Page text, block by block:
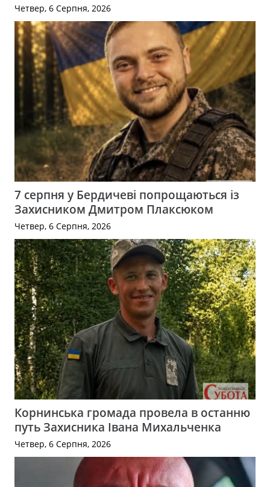
Четвер, 6 Серпня, 2026
7 серпня у Бердичеві попрощаються із
Захисником Дмитром Плаксюком
Четвер, 6 Серпня, 2026
Корнинська громада провела в останню
путь Захисника Івана Михальченка
Четвер, 6 Серпня, 2026